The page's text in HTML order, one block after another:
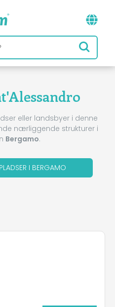
eller landsbyer i denne
nærliggende strukturer i
Bergamo.
I BERGAMO